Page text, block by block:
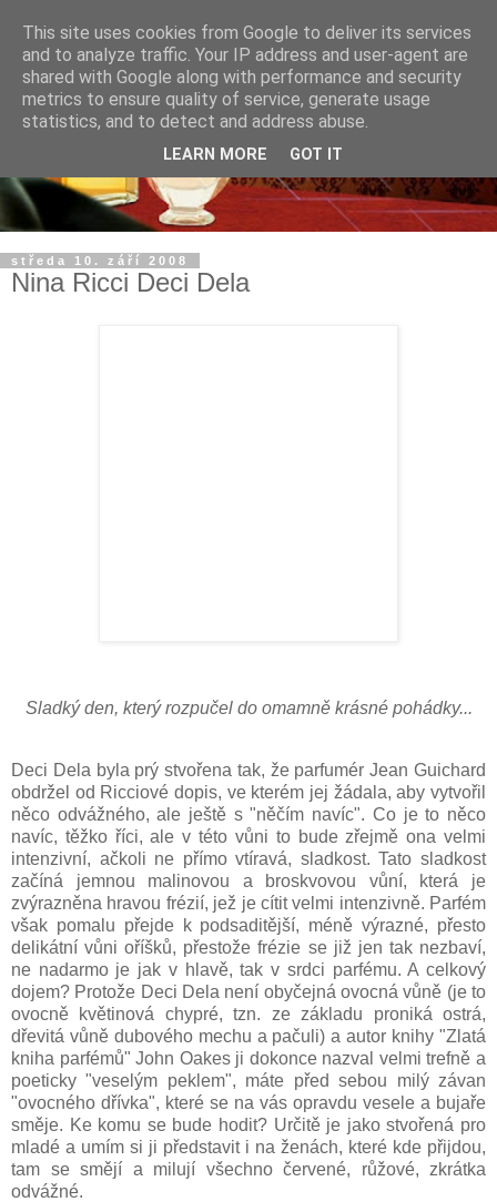
středa 10. září 2008
Nina Ricci Deci Dela
Sladký den, který rozpučel do omamně krásné pohádky...
Deci Dela byla prý stvořena tak, že parfumér Jean Guichard
obdržel od Ricciové dopis, ve kterém jej žádala, aby vytvořil
něco odvážného, ale ještě s "něčím navíc". Co je to něco
navíc, těžko říci, ale v této vůni to bude zřejmě ona velmi
intenzivní, ačkoli ne přímo vtíravá, sladkost. Tato sladkost
začíná jemnou malinovou a broskvovou vůní, která je
zvýrazněna hravou frézií, jež je cítit velmi intenzivně. Parfém
však pomalu přejde k podsaditější, méně výrazné, přesto
delikátní vůni oříšků, přestože frézie se již jen tak nezbaví,
ne nadarmo je jak v hlavě, tak v srdci parfému. A celkový
dojem? Protože Deci Dela není obyčejná ovocná vůně (je to
ovocně květinová chypré, tzn. ze základu proniká ostrá,
dřevitá vůně dubového mechu a pačuli) a autor knihy "Zlatá
kniha parfémů" John Oakes ji dokonce nazval velmi trefně a
poeticky "veselým peklem", máte před sebou milý závan
"ovocného dřívka", které se na vás opravdu vesele a bujaře
směje. Ke komu se bude hodit? Určitě je jako stvořená pro
mladé a umím si ji představit i na ženách, které kde přijdou,
tam se smějí a milují všechno červené, růžové, zkrátka
odvážné.
This site uses cookies from Google to deliver its services
and to analyze traffic. Your IP address and user-agent are
shared with Google along with performance and security
metrics to ensure quality of service, generate usage
statistics, and to detect and address abuse.
LEARN MORE GOT IT